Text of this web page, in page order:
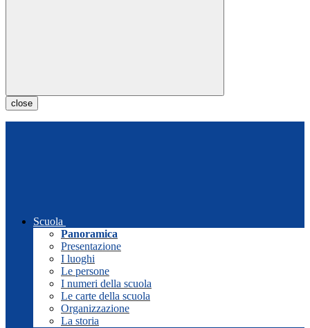
close
Scuola
Panoramica
Presentazione
I luoghi
Le persone
I numeri della scuola
Le carte della scuola
Organizzazione
La storia